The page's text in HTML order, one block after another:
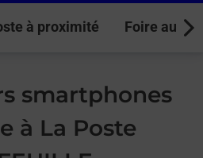
à proximité Foire aux
smartphones
à La Poste